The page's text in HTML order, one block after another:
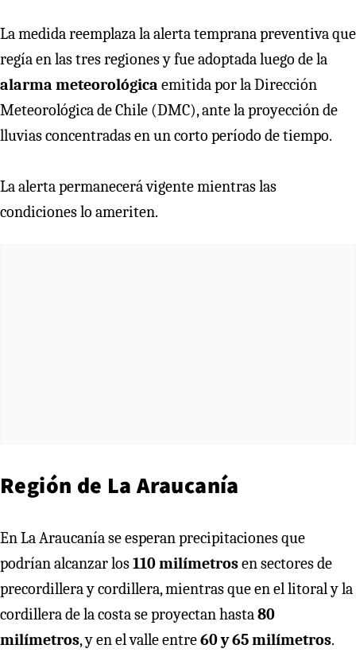
La medida reemplaza la alerta temprana preventiva que
regía en las tres regiones y fue adoptada luego de la
alarma meteorológica emitida por la Dirección
Meteorológica de Chile (DMC), ante la proyección de
lluvias concentradas en un corto período de tiempo.
La alerta permanecerá vigente mientras las
condiciones lo ameriten.
Región de La Araucanía
En La Araucanía se esperan precipitaciones que
podrían alcanzar los110 milímetrosen sectores de
precordillera y cordillera, mientras que en el litoral y la
cordillera de la costa se proyectan hasta80
milímetros, y en el valle entre60 y 65 milímetros.